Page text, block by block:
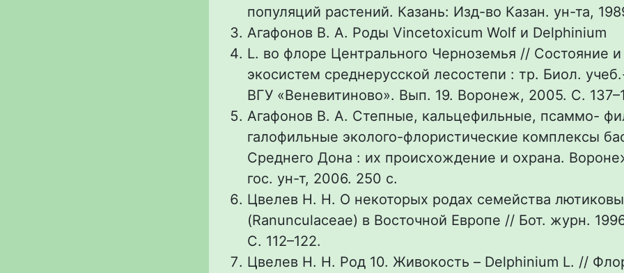
популяций растений. Казань: Изд-во Казан. ун-та,
Агафонов В. А. Роды Vincetoxicum Wolf и Delphinium
L. во флоре Центрального Черноземья // Состояние
экосистем среднерусской лесостепи : тр. Биол.
ВГУ «Веневитиново». Вып. 19. Воронеж, 2005. С.
Агафонов В. А. Степные, кальцефильные, псаммо-
галофильные эколого-флористические комплексы
Среднего Дона : их происхождение и охрана.
гос. ун-т, 2006. 250 с.
Цвелев Н. Н. О некоторых родах семейства
(Ranunculaceae) в Восточной Европе // Бот. журн.
С. 112–122.
Цвелев Н. Н. Род 10. Живокость – Delphinium L. //